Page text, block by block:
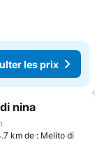
les prix
favoris
nina
km de : Melito di